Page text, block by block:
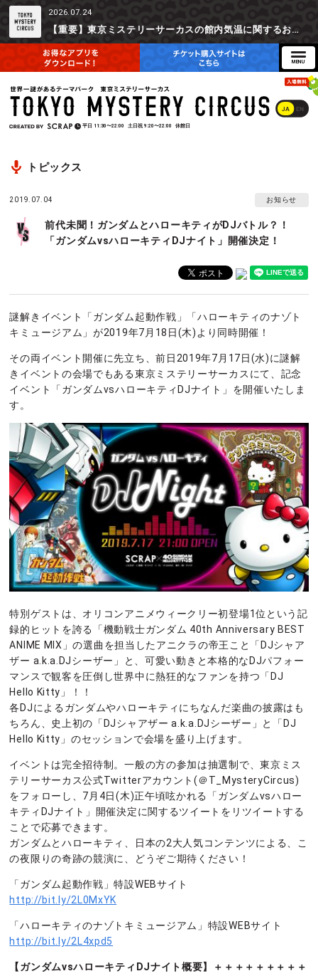
2026.07.24
【重要】東京ミステリーサーカスの館内気温に関するお詫びとご参加辞退時の返金対応について
JA EN
平日 11:30〜22:00 土日祝 9:20〜22:00 休館日
トピックス
2019.07.04 お知らせ
前代未聞！ガンダムとハローキティがDJバトル？！
「ガンダムvsハローキティDJナイト」開催決定！
謎解きイベント「ガンダム起動作戦」「ハローキティのナゾト
キミュージアム」が2019年7月18日(木)より同時開催！
その両イベント開催に先立ち、前日2019年7月17日(水)に謎解
きイベントの会場でもある東京ミステリーサーカスにて、記念
イベント「ガンダムvsハローキティDJナイト」を開催いたしま
す。
特別ゲストは、オリコンアニメウィークリー初登場1位という記
録的ヒットを誇る「機動戦士ガンダム 40th Anniversary BEST
ANIME MIX」の選曲を担当したアニクラの帝王こと「DJシャア
ザー a.k.a.DJシーザー」と、可愛い動きと本格的なDJパフォー
マンスで観客を圧倒し世界中に熱狂的なファンを持つ「DJ
Hello Kitty」！！
各DJによるガンダムやハローキティにちなんだ楽曲の披露はも
ちろん、史上初の「DJシャアザー a.k.a.DJシーザー」と「DJ
Hello Kitty」のセッションで会場を盛り上げます。
イベントは完全招待制。一般の方の参加は抽選制で、東京ミス
テリーサーカス公式Twitterアカウント(＠T_MysteryCircus)
をフォローし、7月4日(木)正午頃呟かれる「ガンダムvsハロー
キティDJナイト」開催決定に関するツイートをリツイートする
ことで応募できます。
ガンダムとハローキティ、日本の2大人気コンテンツによる、こ
の夜限りの奇跡の競演に、どうぞご期待ください！
「ガンダム起動作戦」特設WEBサイト
http://bit.ly/2L0MxYK
「ハローキティのナゾトキミュージアム」特設WEBサイト
http://bit.ly/2L4xpd5
【ガンダムvsハローキティDJナイト概要】＋＋＋＋＋＋＋＋＋